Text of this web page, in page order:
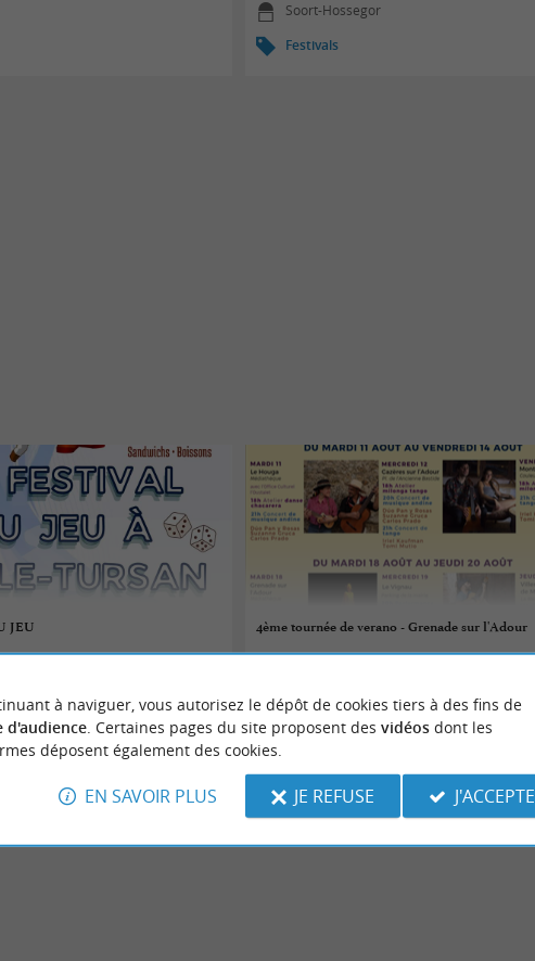
Soort-Hossegor
Festivals
JEU 4ème tournée de verano - Grenade sur l'Adour
Grenade-sur-l'Adour
à naviguer, vous autorisez le dépôt de cookies tiers à des fins de
d'audience. Certaines pages du site proposent des vidéosdont les
déposent également des cookies.
EN SAVOIR PLUS JE REFUSE J'ACCEPTE